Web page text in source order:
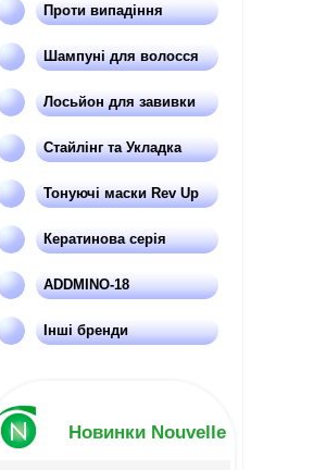
Проти випадіння
Шампуні для волосся
Лосьйон для завивки
Стайлінг та Укладка
Тонуючі маски Rev Up
Кератинова серія
ADDMINO-18
Інші бренди
Новинки Nouvelle